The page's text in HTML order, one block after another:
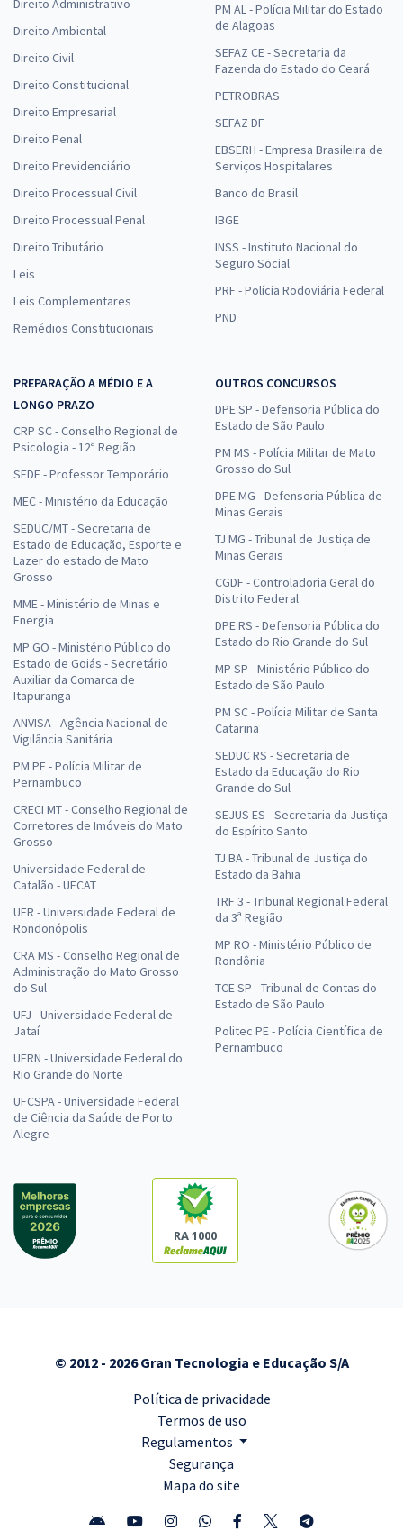
Direito Administrativo
Direito Ambiental
Direito Civil
Direito Constitucional
Direito Empresarial
Direito Penal
Direito Previdenciário
Direito Processual Civil
Direito Processual Penal
Direito Tributário
Leis
Leis Complementares
Remédios Constitucionais
PM AL - Polícia Militar do Estado
de Alagoas
SEFAZ CE - Secretaria da
Fazenda do Estado do Ceará
PETROBRAS
SEFAZ DF
EBSERH - Empresa Brasileira de
Serviços Hospitalares
Banco do Brasil
IBGE
INSS - Instituto Nacional do
Seguro Social
PRF - Polícia Rodoviária Federal
PND
PREPARAÇÃO A MÉDIO E A
LONGO PRAZO
CRP SC - Conselho Regional de
Psicologia - 12ª Região
SEDF - Professor Temporário
MEC - Ministério da Educação
SEDUC/MT - Secretaria de
Estado de Educação, Esporte e
Lazer do estado de Mato
Grosso
MME - Ministério de Minas e
Energia
MP GO - Ministério Público do
Estado de Goiás - Secretário
Auxiliar da Comarca de
Itapuranga
ANVISA - Agência Nacional de
Vigilância Sanitária
PM PE - Polícia Militar de
Pernambuco
CRECI MT - Conselho Regional de
Corretores de Imóveis do Mato
Grosso
Universidade Federal de
Catalão - UFCAT
UFR - Universidade Federal de
Rondonópolis
CRA MS - Conselho Regional de
Administração do Mato Grosso
do Sul
UFJ - Universidade Federal de
Jataí
UFRN - Universidade Federal do
Rio Grande do Norte
UFCSPA - Universidade Federal
de Ciência da Saúde de Porto
Alegre
OUTROS CONCURSOS
DPE SP - Defensoria Pública do
Estado de São Paulo
PM MS - Polícia Militar de Mato
Grosso do Sul
DPE MG - Defensoria Pública de
Minas Gerais
TJ MG - Tribunal de Justiça de
Minas Gerais
CGDF - Controladoria Geral do
Distrito Federal
DPE RS - Defensoria Pública do
Estado do Rio Grande do Sul
MP SP - Ministério Público do
Estado de São Paulo
PM SC - Polícia Militar de Santa
Catarina
SEDUC RS - Secretaria de
Estado da Educação do Rio
Grande do Sul
SEJUS ES - Secretaria da Justiça
do Espírito Santo
TJ BA - Tribunal de Justiça do
Estado da Bahia
TRF 3 - Tribunal Regional Federal
da 3ª Região
MP RO - Ministério Público de
Rondônia
TCE SP - Tribunal de Contas do
Estado de São Paulo
Politec PE - Polícia Científica de
Pernambuco
RA 1000
© 2012 - 2026 Gran Tecnologia e Educação S/A
Política de privacidade
Termos de uso
Regulamentos
Segurança
Mapa do site